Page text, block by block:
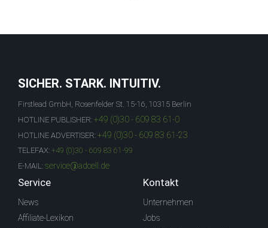
SICHER. STARK. INTUITIV.
Firstlead GmbH, Rosenfelder St. 15-16, 10315 Berlin
HOTLINE PUBLISHER: +49 (0)30 - 609 83 61-0
HOTLINE ADVERTISER: +49 (0)30 - 609 83 61-23
TELEFAX: +49 (0)30 - 609 83 61-99
E-MAIL: service@adcell.de
Service
News
Affiliate-Lexikon
Kontakt
Unternehmen
Jobs